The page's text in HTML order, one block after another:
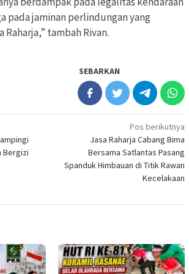
pada jaminan perlindungan yang
tambah Rivan.
SEBARKAN
Bergizi
Pos berikutnya
Jasa Raharja Cabang Bima
Bersama Satlantas Pasang
Spanduk Himbauan di Titik Rawan
Kecelakaan